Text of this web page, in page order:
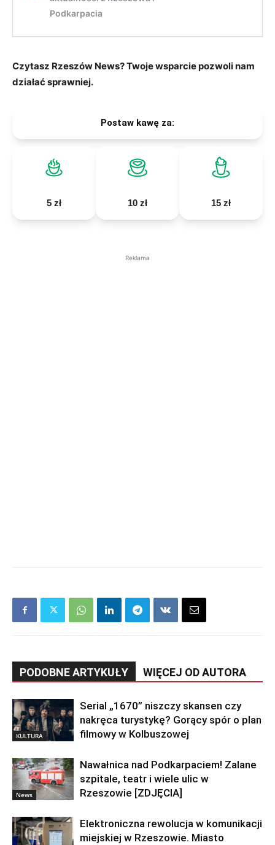
Czytasz Rzeszów News? Twoje wsparcie pozwoli nam
działać sprawniej.
Postaw kawę za:
5 zł 10 zł 15 zł
Reklama
PODOBNE ARTYKUŁY WIĘCEJ OD AUTORA
KULTURA
Serial „1670” niszczy skansen czy
nakręca turystykę? Gorący spór o plan
filmowy w Kolbuszowej
News
Nawałnica nad Podkarpaciem! Zalane
szpitale, teatr i wiele ulic w
Rzeszowie [ZDJĘCIA]
Elektroniczna rewolucja w komunikacji
miejskiej w Rzeszowie. Miasto